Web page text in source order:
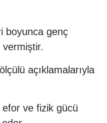
boyunca genç
açıklamalarıyla
ve fizik gücü